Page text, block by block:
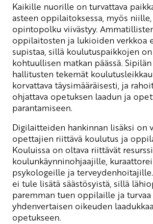
Kaikille nuorille on turvattava
asteen oppilaitoksessa, myös
opintopolku viivästyy.
oppilaitosten ja lukioiden verkkoa
supistaa, sillä koulutuspaikkojen
kohtuullisen matkan päässä.
hallitusten tekemät
korvattava täysimääräisesti, ja
ohjattava opetuksen laadun ja
parantamiseen.
Digilaitteiden hankinnan lisäksi on
opettajien riittävä koulutus ja
Kouluissa on oltava riittävät
koulunkäynninohjaajille,
psykologeille ja
ei tule lisätä säästösyistä, sillä
paremman tuen oppilaille ja turvaa
yhdenvertaisen oikeuden
opetukseen.